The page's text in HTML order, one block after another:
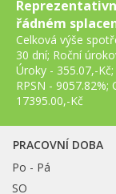
řádném
Celková výše
30 dní; Roční
Úroky - 355.07,-
RPSN -
17395.00,-Kč
PRACOVNÍ DOBA
Po - Pá
SO